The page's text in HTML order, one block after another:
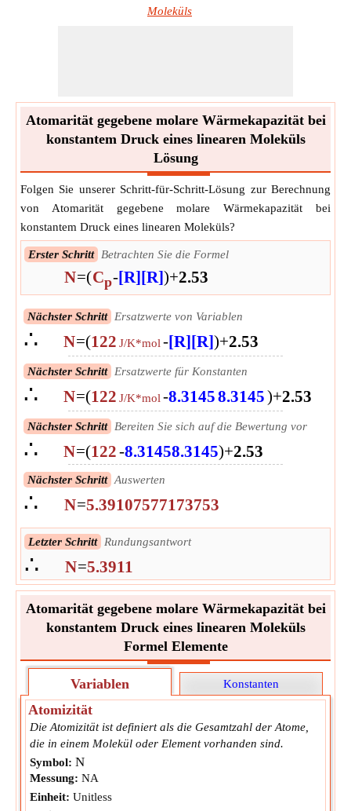
Moleküls
Atomarität gegebene molare Wärmekapazität bei
konstantem Druck eines linearen Moleküls
Lösung
Folgen Sie unserer Schritt-für-Schritt-Lösung zur Berechnung
von Atomarität gegebene molare Wärmekapazität bei
konstantem Druck eines linearen Moleküls?
Erster Schritt Betrachten Sie die Formel
N=(Cp-[R][R])+2.53
Nächster Schritt Ersatzwerte von Variablen
∴ N=(122 J/K*mol-[R][R])+2.53
Nächster Schritt Ersatzwerte für Konstanten
∴ N=(122 J/K*mol-8.31458.3145)+2.53
Nächster Schritt Bereiten Sie sich auf die Bewertung vor
∴ N=(122-8.31458.3145)+2.53
Nächster Schritt Auswerten
∴ N=5.39107577173753
Letzter Schritt Rundungsantwort
∴ N=5.3911
Atomarität gegebene molare Wärmekapazität bei
konstantem Druck eines linearen Moleküls
Formel Elemente
Variablen Konstanten
Atomizität
Die Atomizität ist definiert als die Gesamtzahl der Atome,
die in einem Molekül oder Element vorhanden sind.
Symbol: N
Messung: NA
Einheit: Unitless